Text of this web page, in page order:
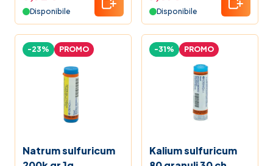
Disponibile
Disponibile
Natrum sulfuricum
-23% PROMO
Kalium sulfuricum
-31% PROMO